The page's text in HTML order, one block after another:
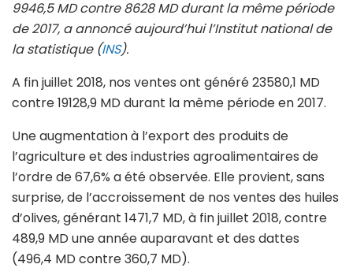
9946,5 MD contre 8628 MD durant la même période
de 2017, a annoncé aujourd’hui l’Institut national de
la statistique (INS).
A fin juillet 2018, nos ventes ont généré 23580,1 MD
contre 19128,9 MD durant la même période en 2017.
Une augmentation à l’export des produits de
l’agriculture et des industries agroalimentaires de
l’ordre de 67,6% a été observée. Elle provient, sans
surprise, de l’accroissement de nos ventes des huiles
d’olives, générant 1471,7 MD, à fin juillet 2018, contre
489,9 MD une année auparavant et des dattes
(496,4 MD contre 360,7 MD).